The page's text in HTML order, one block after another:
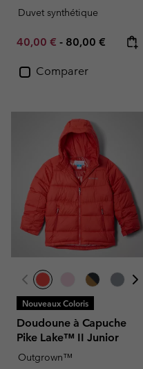
Duvet synthétique
Minimum sale price:
40,00 € - Maximum price:
80,00 €
Comparer
Nouveaux Coloris
Doudoune à Capuche
Pike Lake™ II Junior
Outgrown™